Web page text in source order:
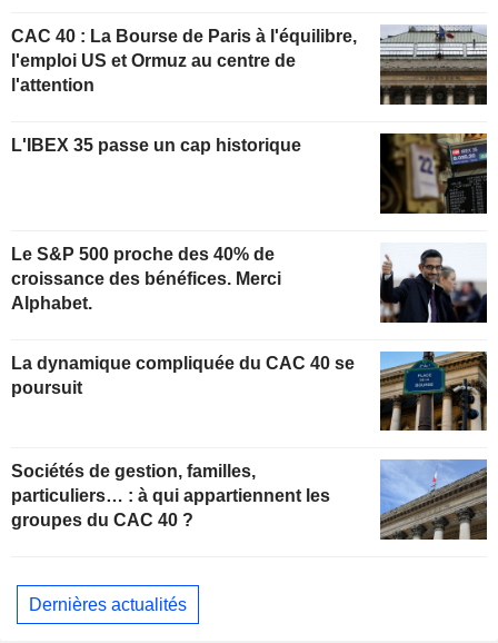
CAC 40 : La Bourse de Paris à l'équilibre,
l'emploi US et Ormuz au centre de
l'attention
L'IBEX 35 passe un cap historique
Le S&P 500 proche des 40% de
croissance des bénéfices. Merci
Alphabet.
La dynamique compliquée du CAC 40 se
poursuit
Sociétés de gestion, familles,
particuliers… : à qui appartiennent les
groupes du CAC 40 ?
Dernières actualités